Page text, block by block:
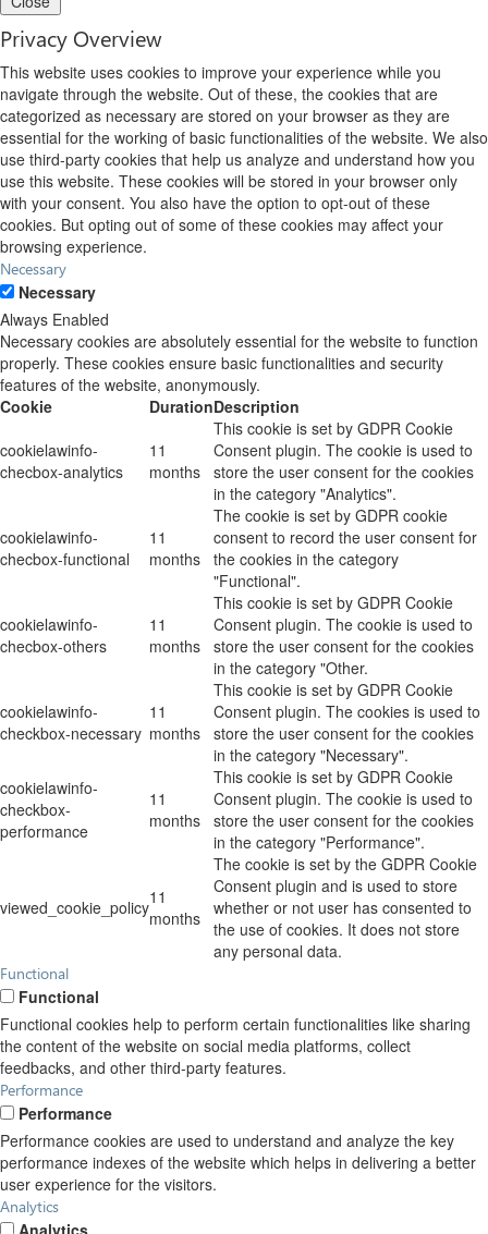
Privacy Overview
This website uses cookies to improve your experience while you
navigate through the website. Out of these, the cookies that are
categorized as necessary are stored on your browser as they are
essential for the working of basic functionalities of the website. We also
use third-party cookies that help us analyze and understand how you
use this website. These cookies will be stored in your browser only
with your consent. You also have the option to opt-out of these
cookies. But opting out of some of these cookies may affect your
browsing experience.
Necessary
Necessary
Always Enabled
Necessary cookies are absolutely essential for the website to function
properly. These cookies ensure basic functionalities and security
features of the website, anonymously.
Cookie
DurationDescription
cookielawinfo-
checbox-analytics
11
months
This cookie is set by GDPR Cookie
Consent plugin. The cookie is used to
store the user consent for the cookies
in the category "Analytics".
cookielawinfo-
checbox-functional
11
months
The cookie is set by GDPR cookie
consent to record the user consent for
the cookies in the category
"Functional".
cookielawinfo-
checbox-others
11
months
This cookie is set by GDPR Cookie
Consent plugin. The cookie is used to
store the user consent for the cookies
in the category "Other.
cookielawinfo-
checkbox-necessary
11
months
This cookie is set by GDPR Cookie
Consent plugin. The cookies is used to
store the user consent for the cookies
in the category "Necessary".
cookielawinfo-
checkbox-
performance
11
months
This cookie is set by GDPR Cookie
Consent plugin. The cookie is used to
store the user consent for the cookies
in the category "Performance".
viewed_cookie_policy11
months
The cookie is set by the GDPR Cookie
Consent plugin and is used to store
whether or not user has consented to
the use of cookies. It does not store
any personal data.
Functional
Functional
Functional cookies help to perform certain functionalities like sharing
the content of the website on social media platforms, collect
feedbacks, and other third-party features.
Performance
Performance
Performance cookies are used to understand and analyze the key
performance indexes of the website which helps in delivering a better
user experience for the visitors.
Analytics
Analytics